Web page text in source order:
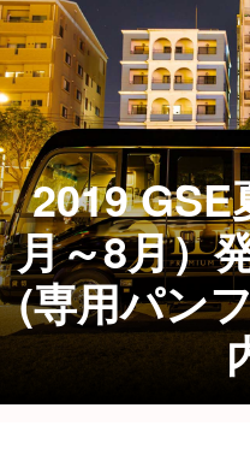
2019
月～8月）
(専用パン